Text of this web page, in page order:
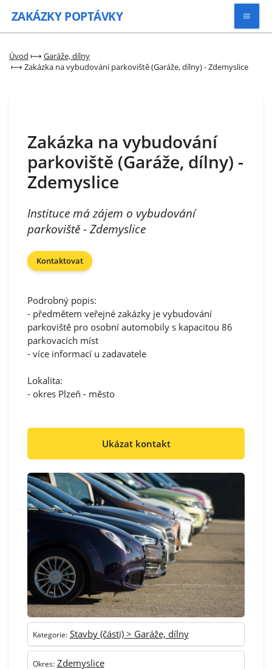
ZAKÁZKY POPTÁVKY
Zaregistrovat se
Úvod ⟼ Garáže, dílny
⟼ Zakázka na vybudování parkoviště (Garáže, dílny) - Zdemyslice
Zakázka na vybudování
parkoviště (Garáže, dílny) -
Zdemyslice
Instituce má zájem o vybudování
parkoviště - Zdemyslice
Kontaktovat
Podrobný popis:
- předmětem veřejné zakázky je vybudování
parkoviště pro osobní automobily s kapacitou 86
parkovacích míst
- více informací u zadavatele
Lokalita:
- okres Plzeň - město
Ukázat kontakt
Kategorie: Stavby (části) > Garáže, dílny
Okres: Zdemyslice